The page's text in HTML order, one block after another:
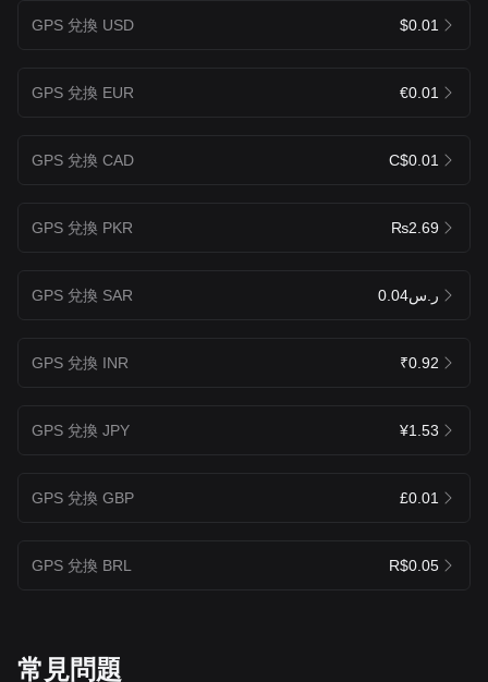
GPS 兌換 USD $0.01
GPS 兌換 EUR €0.01
GPS 兌換 CAD C$0.01
GPS 兌換 PKR ₨2.69
GPS 兌換 SAR ر.س0.04
GPS 兌換 INR ₹0.92
GPS 兌換 JPY ¥1.53
GPS 兌換 GBP £0.01
GPS 兌換 BRL R$0.05
常見問題